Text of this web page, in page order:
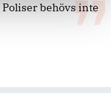
Poliser behövs inte